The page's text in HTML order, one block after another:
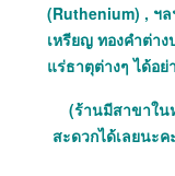
(Ruthenium) , ฯล
เหรียญ ทองคำต่า
แร่ธาตุต่างๆ ได้อย่
(ร้านมีสาขาใน
สะดวกได้เลยนะ